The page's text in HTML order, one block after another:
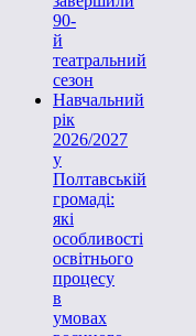
90-
й
театральний
сезон
Навчальний
рік
2026/2027
у
Полтавській
громаді:
які
особливості
освітнього
процесу
в
умовах